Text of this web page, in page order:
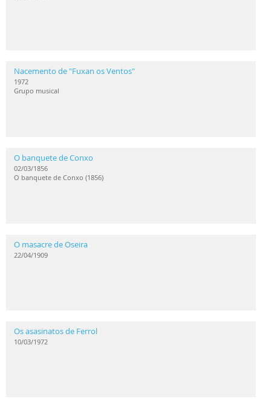
Nacemento de "Fuxan os Ventos"
1972
Grupo musical
O banquete de Conxo
02/03/1856
O banquete de Conxo (1856)
O masacre de Oseira
22/04/1909
Os asasinatos de Ferrol
10/03/1972